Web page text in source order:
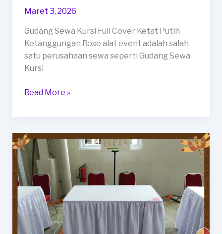
Maret 3, 2026
Gudang Sewa Kursi Full Cover Ketat Putih
Ketanggungan Rose alat event adalah salah
satu perusahaan sewa seperti Gudang Sewa
Kursi
Gudang
Cover
Ketat
Putih
Ketanggungan
Read More »